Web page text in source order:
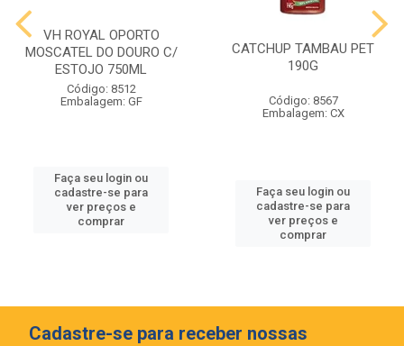
VH ROYAL OPORTO
MOSCATEL DO DOURO C/
ESTOJO 750ML
Código: 8512
Embalagem: GF
Faça seu login ou
cadastre-se para
ver preços e
comprar
CATCHUP TAMBAU PET
190G
Código: 8567
Embalagem: CX
Faça seu login ou
cadastre-se para
ver preços e
comprar
Cadastre-se para receber nossas